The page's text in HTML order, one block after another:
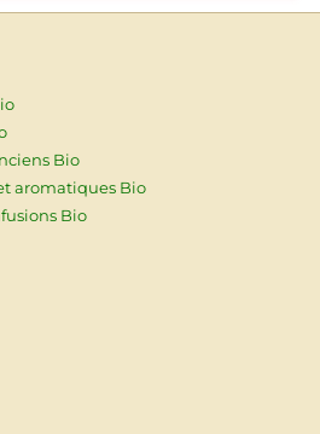
Bio
aromatiques Bio
Bio